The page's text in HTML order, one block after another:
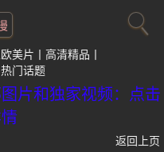
美片
高清精品
热门话题
片和独家视频：点击
返回上页